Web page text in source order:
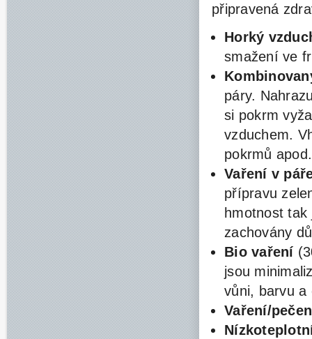
připravená
Horký
smažení ve
páry.
si pokrm
vzduchem.
pokrmů apod.
Vaření v
přípravu
hmotnost
zachovány
Bio vaření
jsou
vůni, barvu a
Vaření/